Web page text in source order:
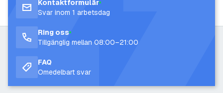
Kontaktformulär
Svar inom 1 arbetsdag
Ring oss
Tillgänglig mellan 08:00–21:00
FAQ
Omedelbart svar